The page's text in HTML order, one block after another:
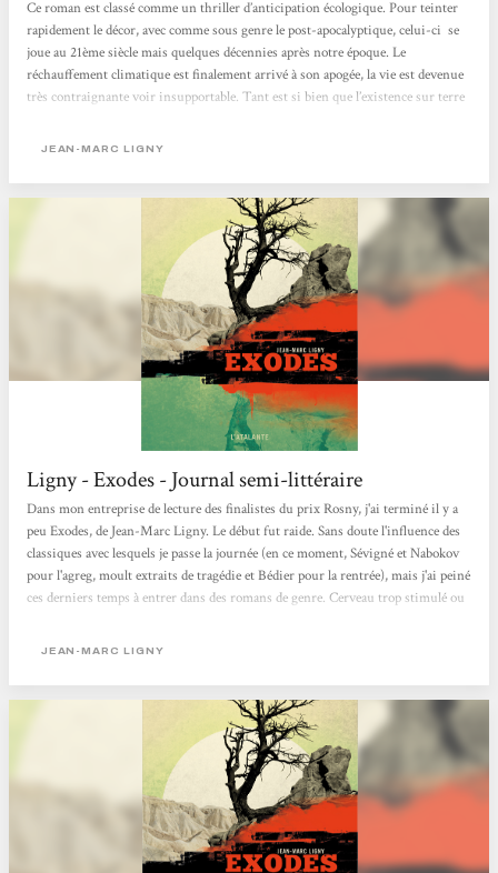
Ce roman est classé comme un thriller d’anticipation écologique. Pour teinter
rapidement le décor, avec comme sous genre le post-apocalyptique, celui-ci se
joue au 21ème siècle mais quelques décennies après notre époque. Le
réchauffement climatique est finalement arrivé à son apogée, la vie est devenue
très contraignante voir insupportable. Tant est si bien que l’existence sur terre
finalement à l’agonie, l’homme est alors conscient de vivre dans sa...
JEAN-MARC LIGNY
Ligny - Exodes - Journal semi-littéraire
Dans mon entreprise de lecture des finalistes du prix Rosny, j'ai terminé il y a
peu Exodes, de Jean-Marc Ligny. Le début fut raide. Sans doute l'influence des
classiques avec lesquels je passe la journée (en ce moment, Sévigné et Nabokov
pour l'agreg, moult extraits de tragédie et Bédier pour la rentrée), mais j'ai peiné
ces derniers temps à entrer dans des romans de genre. Cerveau trop stimulé ou
lis le soir avec une âme d'enfant qui attend l'histoire avec laquelle s'endormir.
JEAN-MARC LIGNY